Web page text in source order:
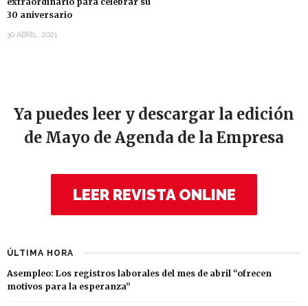
30 aniversario
30 ABRIL, 2021
Ya puedes leer y descargar la edición
de Mayo de Agenda de la Empresa
LEER REVISTA ONLINE
ÚLTIMA HORA
Asempleo: Los registros laborales del mes de abril “ofrecen
motivos para la esperanza”